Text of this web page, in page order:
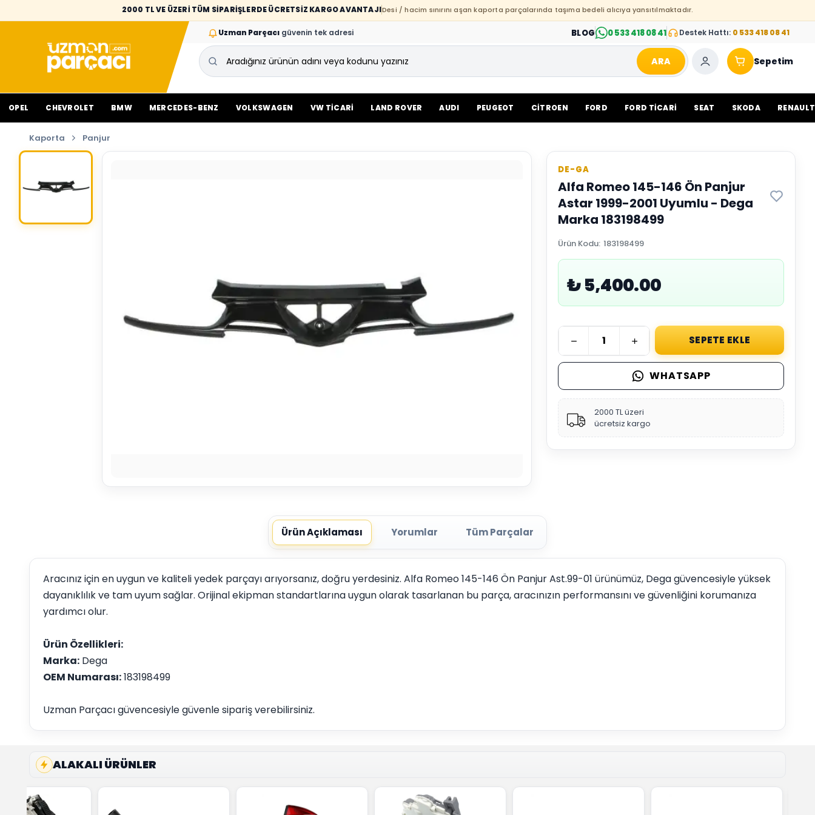
2000 TL VE ÜZERİ TÜM SİPARİŞLERDE ÜCRETSİZ KARGO AVANTAJIDesi / hacim sınırını aşan kaporta parçalarında taşıma bedeli alıcıya yansıtılmaktadır.
Uzman Parçacı güvenin tek adresi BLOG 0 533 418 08 41 Destek Hattı: 0 533 418 08 41
ARA Sepetim
OPEL CHEVROLET BMW MERCEDES-BENZ VOLKSWAGEN VW TİCARİ LAND ROVER AUDI PEUGEOT CİTROEN FORD FORD TİCARİ SEAT SKODA RENAULT
Kaporta Panjur
DE-GA
Alfa Romeo 145-146 Ön Panjur
Astar 1999-2001 Uyumlu - Dega
Marka 183198499
Ürün Kodu: 183198499
₺ 5,400.00
SEPETE EKLE
WHATSAPP
2000 TL üzeri
ücretsiz kargo
Ürün Açıklaması Yorumlar Tüm Parçalar
Aracınız için en uygun ve kaliteli yedek parçayı arıyorsanız, doğru yerdesiniz. Alfa Romeo 145-146 Ön Panjur Ast.99-01 ürünümüz, Dega güvencesiyle yüksek
dayanıklılık ve tam uyum sağlar. Orijinal ekipman standartlarına uygun olarak tasarlanan bu parça, aracınızın performansını ve güvenliğini korumanıza
yardımcı olur.
Ürün Özellikleri:
Marka: Dega
OEM Numarası:183198499
Uzman Parçacı güvencesiyle güvenle sipariş verebilirsiniz.
ALAKALI ÜRÜNLER